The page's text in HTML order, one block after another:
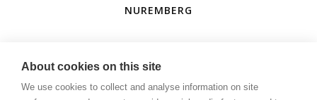
NUREMBERG
About cookies on this site
We use cookies to collect and analyse information on site